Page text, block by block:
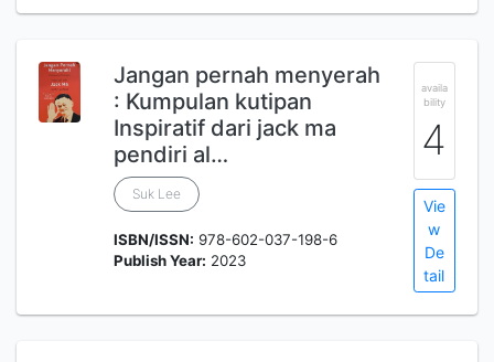
Jangan pernah menyerah
: Kumpulan kutipan
Inspiratif dari jack ma
pendiri al…
Suk Lee
ISBN/ISSN: 978-602-037-198-6
Publish Year: 2023
availa
bility
4
Vie
w
De
tail